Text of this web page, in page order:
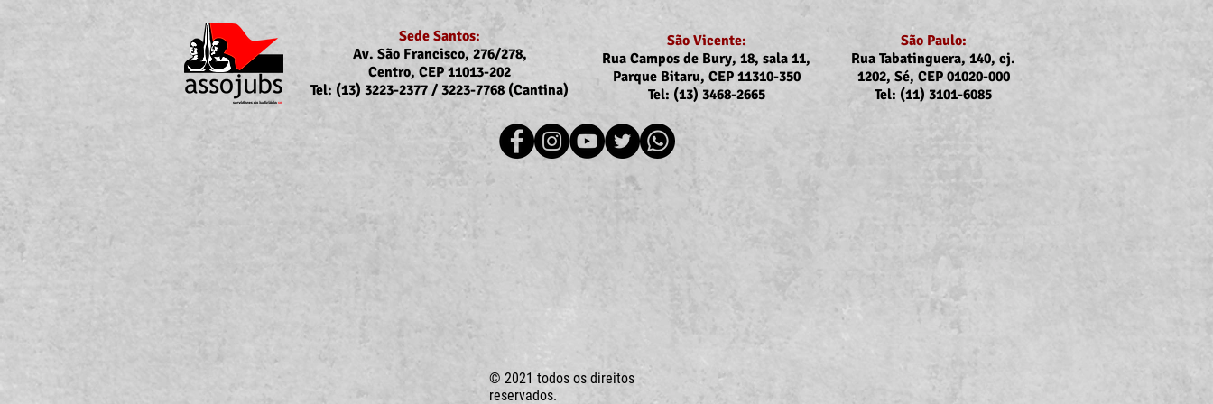
Portaria Nº 10.855/2026
sobre a atualização da
concessão do auxílio-saúde
para servidores/as ativos/as e
Recomposição do auxílio-
saúde: Implementação dos
novos valores entra na folha
Reajuste Unimed Odonto em
Sede Santos:
Av. São Francisco, 276/278,
Centro, CEP 11013-202
Tel: (13) 3223-2377 / 3223-7768 (Cantina)
São Vicente:
Rua Campos de Bury, 18, sala 11,
Parque Bitaru, CEP 11310-350
Tel: (13) 3468-2665
São Paulo:
Rua Tabatinguera, 140, cj.
1202, Sé, CEP 01020-000
Tel: (11) 3101-6085
© 2021 todos os direitos
reservados.